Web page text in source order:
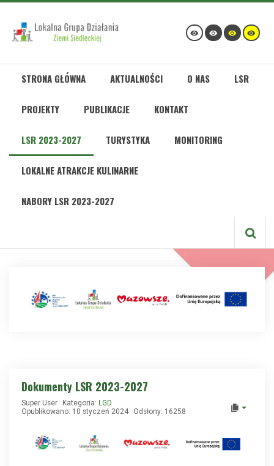
STRONA GŁÓWNA AKTUALNOŚCI O NAS LSR
PROJEKTY PUBLIKACJE KONTAKT
LSR 2023-2027 TURYSTYKA MONITORING
LOKALNE ATRAKCJE KULINARNE
NABORY LSR 2023-2027
Dokumenty LSR 2023-2027
Super User Kategoria: LGD
Opublikowano: 10 styczeń 2024
Odsłony: 16258